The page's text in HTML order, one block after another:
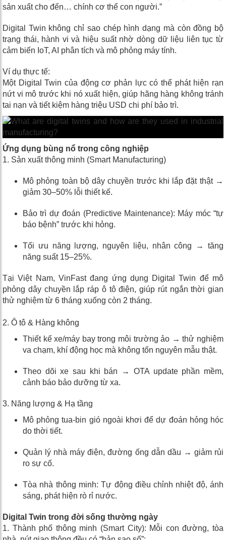
sản xuất cho đến… chính cơ thể con người.”
Digital Twin không chỉ sao chép hình dạng mà còn đồng bộ
trạng thái, hành vi và hiệu suất nhờ dòng dữ liệu liên tục từ
cảm biến IoT, AI phân tích và mô phỏng máy tính.
Ví dụ thực tế:
Một Digital Twin của động cơ phản lực có thể phát hiện rạn
nứt vi mô trước khi nó xuất hiện, giúp hãng hàng không tránh
tai nạn và tiết kiệm hàng triệu USD chi phí bảo trì.
Ứng dụng bùng nổ trong công nghiệp
1. Sản xuất thông minh (Smart Manufacturing)
Mô phỏng toàn bộ dây chuyền trước khi lắp đặt thật →
giảm 30–50% lỗi thiết kế.
Bảo trì dự đoán (Predictive Maintenance): Máy móc “tự
báo bệnh” trước khi hỏng.
Tối ưu năng lượng, nguyên liệu, nhân công → tăng
năng suất 15–25%.
Tại Việt Nam, VinFast đang ứng dụng Digital Twin để mô
phỏng dây chuyền lắp ráp ô tô điện, giúp rút ngắn thời gian
thử nghiệm từ 6 tháng xuống còn 2 tháng.
2. Ô tô & Hàng không
Thiết kế xe/máy bay trong môi trường ảo → thử nghiệm
va chạm, khí động học mà không tốn nguyên mẫu thật.
Theo dõi xe sau khi bán → OTA update phần mềm,
cảnh báo bảo dưỡng từ xa.
3. Năng lượng & Hạ tầng
Mô phỏng tua-bin gió ngoài khơi để dự đoán hỏng hóc
do thời tiết.
Quản lý nhà máy điện, đường ống dẫn dầu → giảm rủi
ro sự cố.
Tòa nhà thông minh: Tự động điều chỉnh nhiệt độ, ánh
sáng, phát hiện rò rỉ nước.
Digital Twin trong đời sống thường ngày
1. Thành phố thông minh (Smart City): Mỗi con đường, tòa